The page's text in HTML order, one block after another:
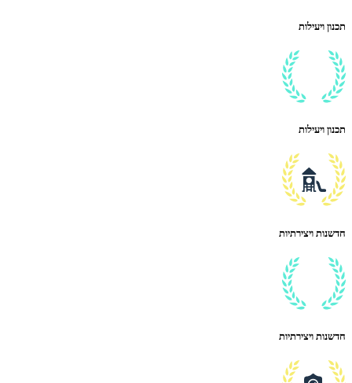
תכנון ויעילות
תכנון ויעילות
חדשנות ויצירתיות
חדשנות ויצירתיות